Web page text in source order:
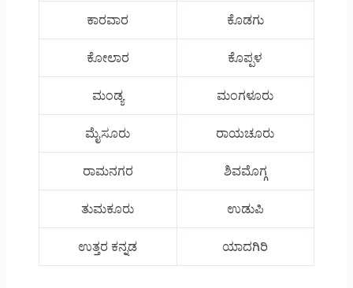
ಕಾರವಾರ ಕೊಡಗು
ಕೋಲಾರ ಕೊಪ್ಪಳ
ಮಂಡ್ಯ ಮಂಗಳೂರು
ಮೈಸೂರು ರಾಯಚೂರು
ರಾಮನಗರ ಶಿವಮೊಗ್ಗ
ತುಮಕೂರು ಉಡುಪಿ
ಉತ್ತರ ಕನ್ನಡ ಯಾದಗಿರಿ